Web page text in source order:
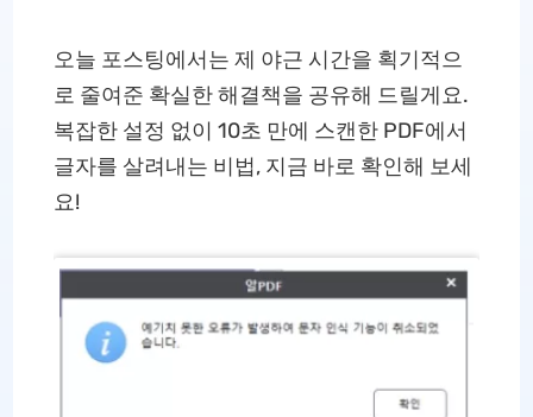
오늘 포스팅에서는 제 야근 시간을 획기적으
로 줄여준 확실한 해결책을 공유해 드릴게요.
복잡한 설정 없이 10초 만에 스캔한 PDF에서
글자를 살려내는 비법, 지금 바로 확인해 보세
요!